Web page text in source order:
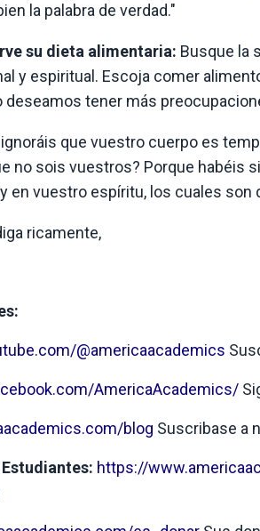
la palabra de verdad."
su dieta alimentaria: Busque la
y espiritual. Escoja comer
deseamos tener más
que vuestro cuerpo es
no sois vuestros? Porque habéis
en vuestro espíritu, los cuales son
ricamente,
@americaacademics
AmericaAcademics/
blog Suscribase a
https://